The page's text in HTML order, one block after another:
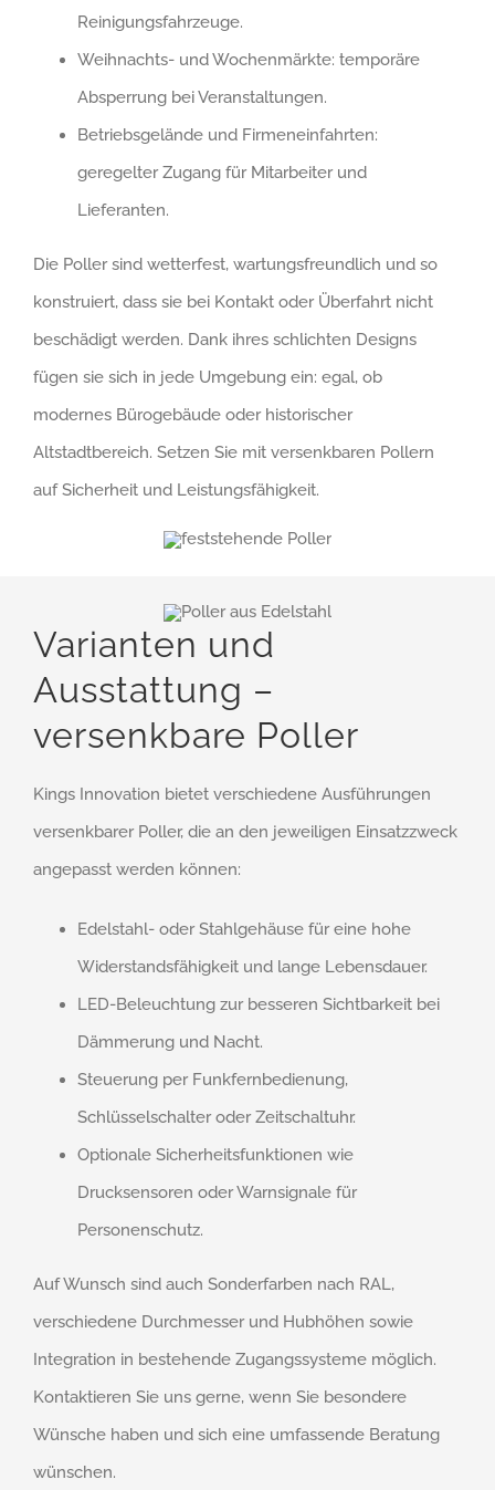
Reinigungsfahrzeuge.
Weihnachts- und Wochenmärkte: temporäre
Absperrung bei Veranstaltungen.
Betriebsgelände und Firmeneinfahrten:
geregelter Zugang für Mitarbeiter und
Lieferanten.
Die Poller sind wetterfest, wartungsfreundlich und so
konstruiert, dass sie bei Kontakt oder Überfahrt nicht
beschädigt werden. Dank ihres schlichten Designs
fügen sie sich in jede Umgebung ein: egal, ob
modernes Bürogebäude oder historischer
Altstadtbereich. Setzen Sie mit versenkbaren Pollern
auf Sicherheit und Leistungsfähigkeit.
Varianten und
Ausstattung –
versenkbare Poller
Kings Innovation bietet verschiedene Ausführungen
versenkbarer Poller, die an den jeweiligen Einsatzzweck
angepasst werden können:
Edelstahl- oder Stahlgehäuse für eine hohe
Widerstandsfähigkeit und lange Lebensdauer.
LED-Beleuchtung zur besseren Sichtbarkeit bei
Dämmerung und Nacht.
Steuerung per Funkfernbedienung,
Schlüsselschalter oder Zeitschaltuhr.
Optionale Sicherheitsfunktionen wie
Drucksensoren oder Warnsignale für
Personenschutz.
Auf Wunsch sind auch Sonderfarben nach RAL,
verschiedene Durchmesser und Hubhöhen sowie
Integration in bestehende Zugangssysteme möglich.
Kontaktieren Sie uns gerne, wenn Sie besondere
Wünsche haben und sich eine umfassende Beratung
wünschen.